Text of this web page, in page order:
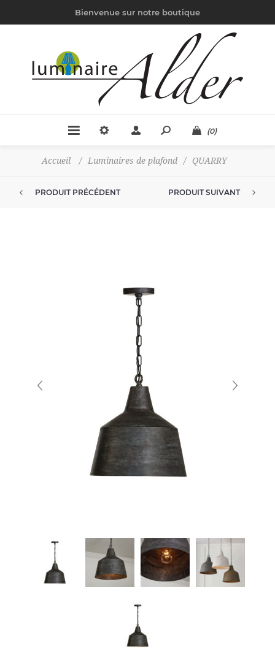
Bienvenue sur notre boutique
(0)
Accueil / Luminaires de plafond / QUARRY
PRODUIT PRÉCÉDENT PRODUIT SUIVANT